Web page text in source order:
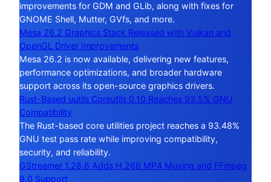
improvements for GDM and GLib, along with fixes for
GNOME Shell, Mutter, GVfs, and more.
Mesa 26.2 Graphics Stack Released with Vulkan and
OpenGL Driver Improvements
Mesa 26.2 is now available, delivering new features,
performance optimizations, and broader hardware
support across its open-source graphics drivers.
Rust-Based uutils Coreutils 0.10 Reaches 93.5% GNU
Compatibility
The Rust-based core utilities project reaches a 93.48%
GNU test pass rate while improving compatibility,
security, and reliability.
GStreamer 1.28.6 Adds H.266 MP4 Muxing and FFmpeg
9.0 Support